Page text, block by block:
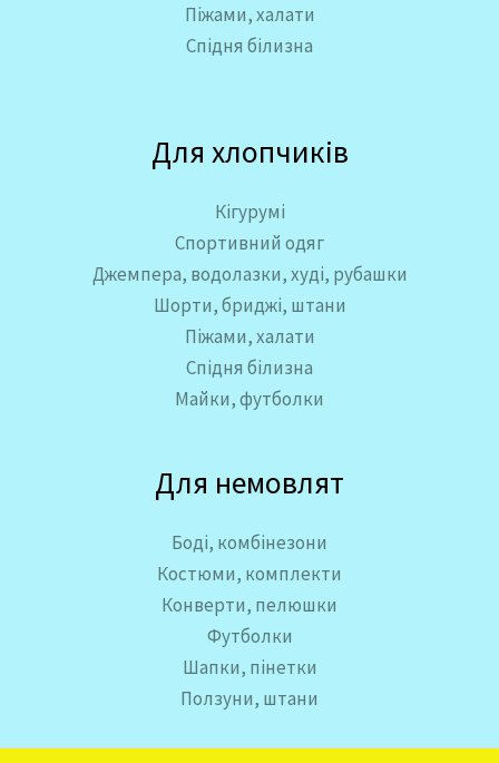
Піжами, халати
Спідня білизна
Для хлопчиків
Кігурумі
Спортивний одяг
Джемпера, водолазки, худі, рубашки
Шорти, бриджі, штани
Піжами, халати
Спідня білизна
Майки, футболки
Для немовлят
Боді, комбінезони
Костюми, комплекти
Конверти, пелюшки
Футболки
Шапки, пінетки
Ползуни, штани